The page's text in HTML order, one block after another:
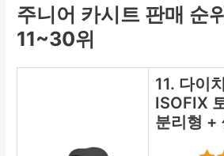
주니어 카시트 판매 순
11~30위
11. 다이
ISOFIX
분리형 +